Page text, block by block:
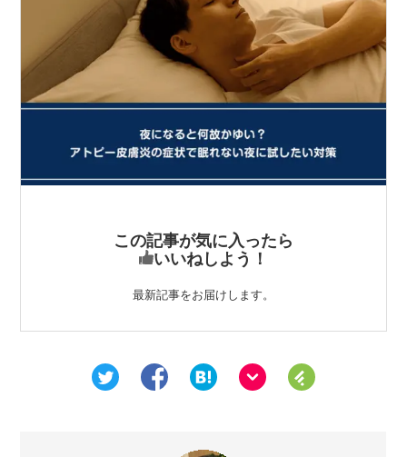
この記事が気に入ったら
いいねしよう！
最新記事をお届けします。